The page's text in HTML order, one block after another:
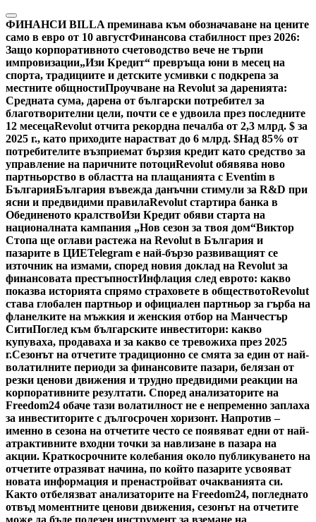
Skip
to
content
ФИНАНСИ BILLA преминава към обозначаване на цените
само в евро от 10 августФинансова стабилност през 2026:
Защо корпоративното счетоводство вече не търпи
импровизации„Изи Кредит“ превръща юни в месец на
спорта, традициите и детските усмивки с подкрепа за
местните общностиПроучване на Revolut за даренията:
Средната сума, дарена от български потребител за
благотворителни цели, почти се е удвоила през последните
12 месецаRevolut отчита рекордна печалба от 2,3 млрд. $ за
2025 г., като приходите нарастват до 6 млрд. $Над 85% от
потребителите възприемат бързия кредит като средство за
управление на паричните потоциRevolut обявява ново
партньорство в областта на плащанията с Eventim в
БългарияБългария въвежда данъчни стимули за R&D при
ясни и предвидими правилаRevolut стартира банка в
Обединеното кралствоИзи Кредит обяви старта на
националната кампания „Нов сезон за твоя дом“Виктор
Стопа ще оглави растежа на Revolut в България и
пазарите в ЦИЕTelegram е най-бързо развиващият се
източник на измами, според новия доклад на Revolut за
финансовата престъпностИнфлация след еврото: какво
показва историята спрямо страховете в обществотоRevolut
става глобален партньор и официален партньор за гърба на
фланелките на мъжкия и женския отбор на Манчестър
СитиПоглед към българските инвеститори: какво
купуваха, продаваха и за какво се тревожиха през 2025
г.Сезонът на отчетите традиционно се смята за един от най-
волатилните периоди за финансовите пазари, белязан от
резки ценови движения и трудно предвидими реакции на
корпоративните резултати. Според анализаторите на
Freedom24 обаче тази волатилност не е непременно заплаха
за инвеститорите с дългосрочен хоризонт. Напротив –
именно в сезона на отчетите често се появяват едни от най-
атрактивните входни точки за навлизане в пазара на
акции. Краткосрочните колебания около публикуването на
отчетите отразяват начина, по който пазарите усвояват
новата информация и пренастройват очакванията си.
Както отбелязват анализаторите на Freedom24, погледнато
отвъд моментните ценови движения, сезонът на отчетите
може да бъде полезен инструмент за вземане на